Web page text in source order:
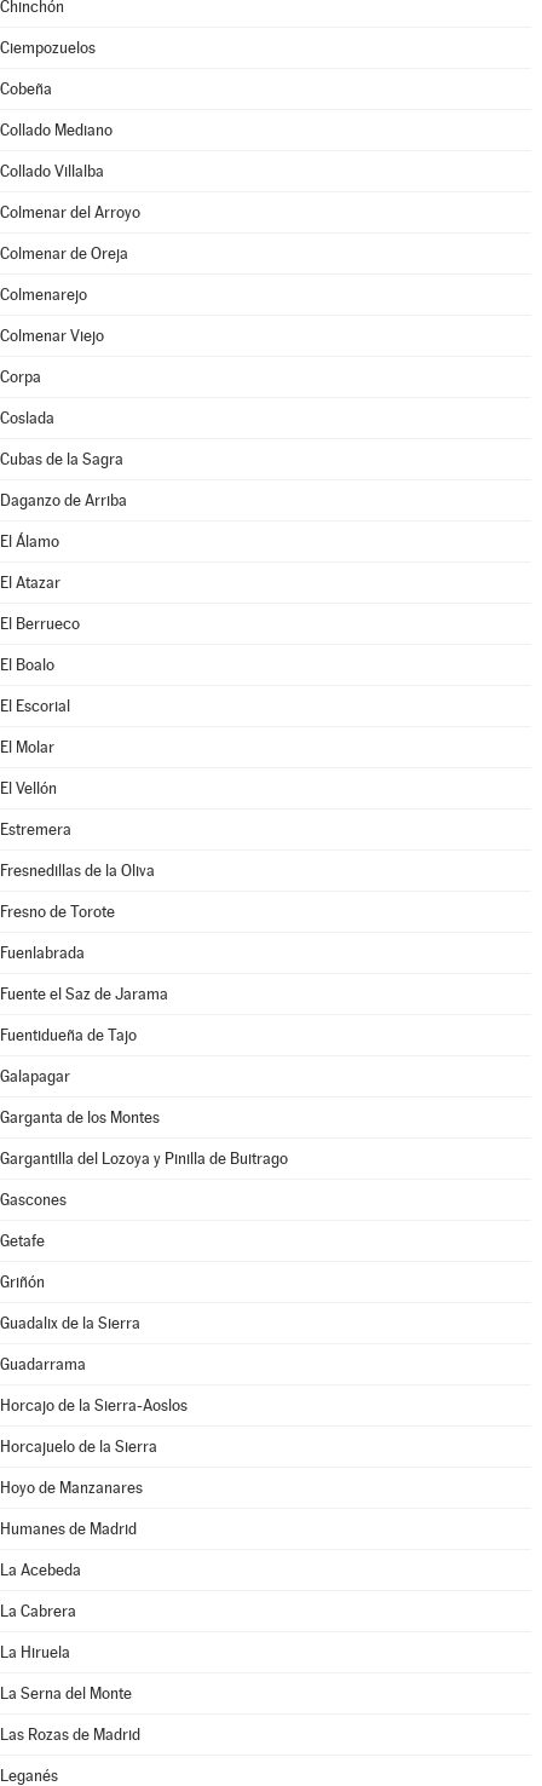
Chinchón
Ciempozuelos
Cobeña
Collado Mediano
Collado Villalba
Colmenar del Arroyo
Colmenar de Oreja
Colmenarejo
Colmenar Viejo
Corpa
Coslada
Cubas de la Sagra
Daganzo de Arriba
El Álamo
El Atazar
El Berrueco
El Boalo
El Escorial
El Molar
El Vellón
Estremera
Fresnedillas de la Oliva
Fresno de Torote
Fuenlabrada
Fuente el Saz de Jarama
Fuentidueña de Tajo
Galapagar
Garganta de los Montes
Gargantilla del Lozoya y Pinilla de Buitrago
Gascones
Getafe
Griñón
Guadalix de la Sierra
Guadarrama
Horcajo de la Sierra-Aoslos
Horcajuelo de la Sierra
Hoyo de Manzanares
Humanes de Madrid
La Acebeda
La Cabrera
La Hiruela
La Serna del Monte
Las Rozas de Madrid
Leganés